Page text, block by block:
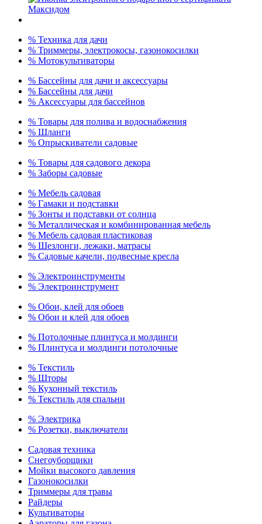
% Техника для дачи
% Триммеры, электрокосы, газонокосилки
% Мотокультиваторы
% Бассейны для дачи и аксессуары
% Бассейны для дачи
% Аксессуары для бассейнов
% Товары для полива и водоснабжения
% Шланги
% Опрыскиватели садовые
% Товары для садового декора
% Заборы садовые
% Мебель садовая
% Гамаки и подставки
% Зонты и подставки от солнца
% Металлическая и комбинированная мебель
% Мебель садовая пластиковая
% Шезлонги, лежаки, матрасы
% Садовые качели, подвесные кресла
% Электроинструменты
% Электроинструмент
% Обои, клей для обоев
% Обои и клей для обоев
% Потолочные плинтуса и молдинги
% Плинтуса и молдинги потолочные
% Текстиль
% Шторы
% Кухонный текстиль
% Текстиль для спальни
% Электрика
% Розетки, выключатели
Садовая техника
Снегоуборщики
Мойки высокого давления
Газонокосилки
Триммеры для травы
Райдеры
Культиваторы